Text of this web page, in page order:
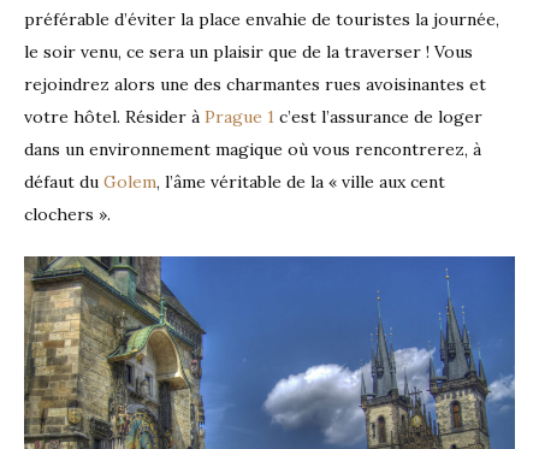
préférable d’éviter la place envahie de touristes la journée,
le soir venu, ce sera un plaisir que de la traverser ! Vous
rejoindrez alors une des charmantes rues avoisinantes et
votre hôtel. Résider à Prague 1 c’est l’assurance de loger
dans un environnement magique où vous rencontrerez, à
défaut du Golem, l’âme véritable de la « ville aux cent
clochers ».